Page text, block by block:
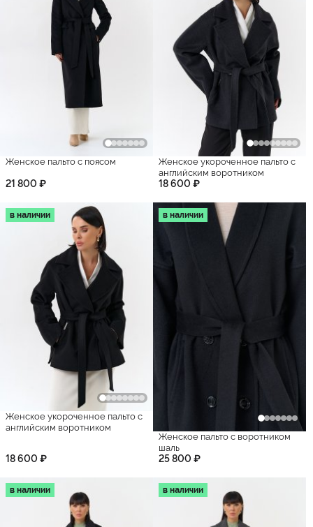
Женское пальто с поясом
21 800 ₽
Женское укороченное пальто с
английским воротником
18 600 ₽
в наличии
Женское укороченное пальто с
английским воротником
18 600 ₽
в наличии
Женское пальто с воротником
шаль
25 800 ₽
в наличии в наличии